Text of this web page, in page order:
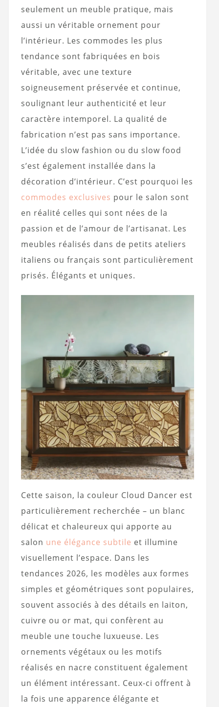
seulement un meuble pratique, mais
aussi un véritable ornement pour
l’intérieur. Les commodes les plus
tendance sont fabriquées en bois
véritable, avec une texture
soigneusement préservée et continue,
soulignant leur authenticité et leur
caractère intemporel. La qualité de
fabrication n’est pas sans importance.
L’idée du slow fashion ou du slow food
s’est également installée dans la
décoration d’intérieur. C’est pourquoi les
commodes exclusives pour le salon sont
en réalité celles qui sont nées de la
passion et de l’amour de l’artisanat. Les
meubles réalisés dans de petits ateliers
italiens ou français sont particulièrement
prisés. Élégants et uniques.
Cette saison, la couleur Cloud Dancer est
particulièrement recherchée – un blanc
délicat et chaleureux qui apporte au
salon une élégance subtile et illumine
visuellement l’espace. Dans les
tendances 2026, les modèles aux formes
simples et géométriques sont populaires,
souvent associés à des détails en laiton,
cuivre ou or mat, qui confèrent au
meuble une touche luxueuse. Les
ornements végétaux ou les motifs
réalisés en nacre constituent également
un élément intéressant. Ceux-ci offrent à
la fois une apparence élégante et